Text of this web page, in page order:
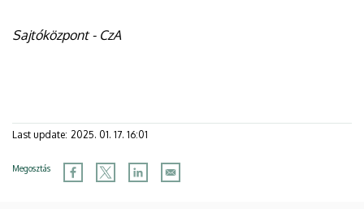
Sajtóközpont - CzA
Last update: 2025. 01. 17. 16:01
Megosztás